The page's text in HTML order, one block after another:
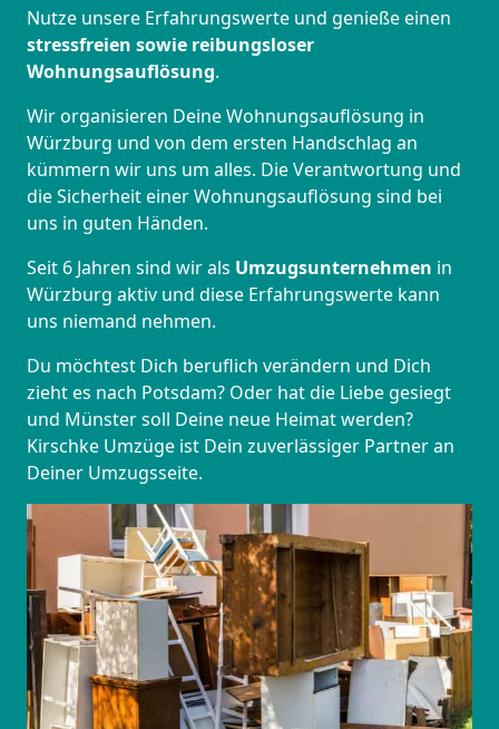
Nutze unsere Erfahrungswerte und genieße einen
stressfreien sowie reibungsloser
Wohnungsauflösung.
Wir organisieren Deine Wohnungsauflösung in
Würzburg und von dem ersten Handschlag an
kümmern wir uns um alles. Die Verantwortung und
die Sicherheit einer Wohnungsauflösung sind bei
uns in guten Händen.
Seit 6 Jahren sind wir als Umzugsunternehmen in
Würzburg aktiv und diese Erfahrungswerte kann
uns niemand nehmen.
Du möchtest Dich beruflich verändern und Dich
zieht es nach Potsdam? Oder hat die Liebe gesiegt
und Münster soll Deine neue Heimat werden?
Kirschke Umzüge ist Dein zuverlässiger Partner an
Deiner Umzugsseite.